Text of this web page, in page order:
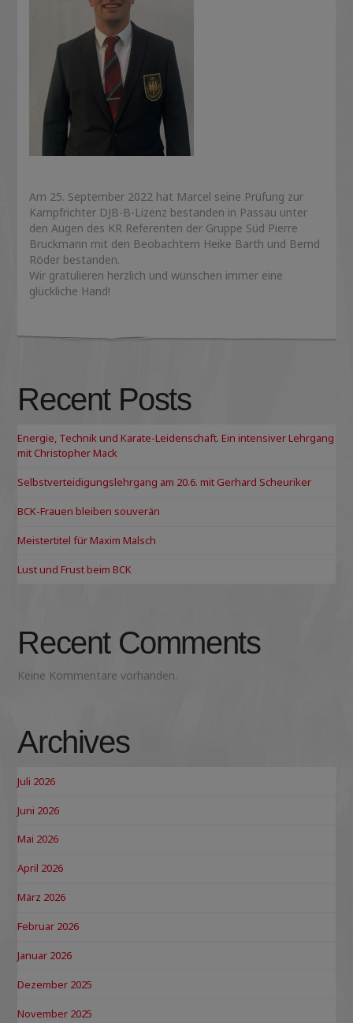
Am 25. September 2022 hat Marcel seine Prüfung zur
Kampfrichter DJB-B-Lizenz bestanden in Passau unter
den Augen des KR Referenten der Gruppe Süd Pierre
Bruckmann mit den Beobachtern Heike Barth und Bernd
Röder bestanden.
Wir gratulieren herzlich und wünschen immer eine
glückliche Hand!
Recent Posts
Energie, Technik und Karate-Leidenschaft. Ein intensiver Lehrgang
mit Christopher Mack
Selbstverteidigungslehrgang am 20.6. mit Gerhard Scheuriker
BCK-Frauen bleiben souverän
Meistertitel für Maxim Malsch
Lust und Frust beim BCK
Recent Comments
Keine Kommentare vorhanden.
Archives
Juli 2026
Juni 2026
Mai 2026
April 2026
März 2026
Februar 2026
Januar 2026
Dezember 2025
November 2025